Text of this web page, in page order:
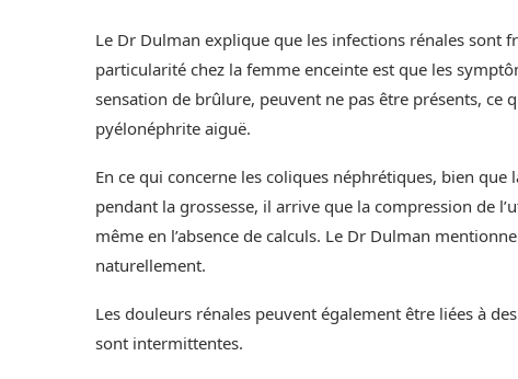
Le Dr Dulman explique que les infections rénales sont
particularité chez la femme enceinte est que les
sensation de brûlure, peuvent ne pas être présents,
pyélonéphrite aiguë.
En ce qui concerne les coliques néphrétiques, bien
pendant la grossesse, il arrive que la compression de
même en l’absence de calculs. Le Dr Dulman
naturellement.
Les douleurs rénales peuvent également être liées à
sont intermittentes.